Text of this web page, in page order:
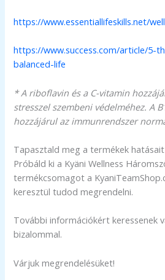
https://www.essentiallifeskills.net/
https://www.success.com/article/5-
balanced-life
* A riboflavin és a C-vitamin
stresszel szembeni védelméhez. A
hozzájárul az immunrendszer
Tapasztald meg a termékek
Próbáld ki a Kyäni Wellness
termékcsomagot a
keresztül tudod megrendelni.
További információkért keressenek
bizalommal.
Várjuk megrendelésüket!